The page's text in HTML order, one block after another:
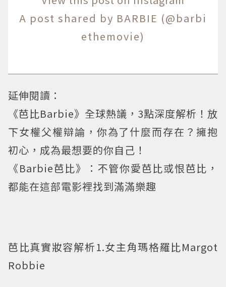
A post shared by BARBIE (@barbi
ethemovie)
延伸閱讀：
《芭比Barbie》全球熱議，3點深度解析！放
下女權父權辯論，你為了什麼而存在？擁抱
初心，成為最想要的你自己！
《Barbie芭比》：不管你愛芭比或恨芭比，
都能在這部電影裡找到滿滿樂趣
芭比真實妝容解析1.女主角瑪格羅比Margot
Robbie